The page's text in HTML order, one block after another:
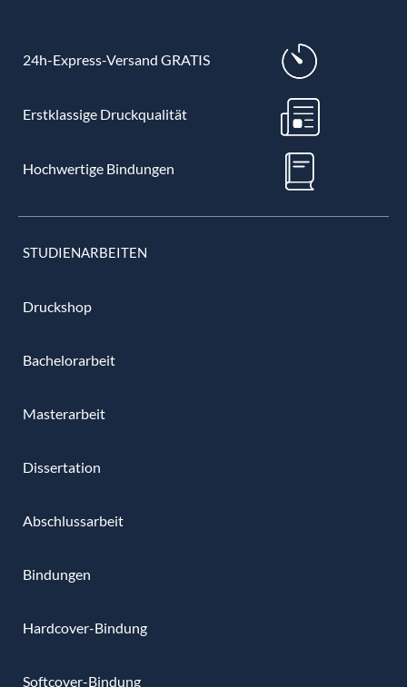
24h-Express-Versand GRATIS
Erstklassige Druckqualität
Hochwertige Bindungen
STUDIENARBEITEN
Druckshop
Bachelorarbeit
Masterarbeit
Dissertation
Abschlussarbeit
Bindungen
Hardcover-Bindung
Softcover-Bindung